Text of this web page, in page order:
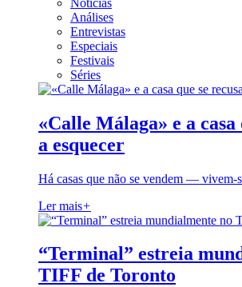
Análises
Entrevistas
Especiais
Festivais
Séries
«Calle Málaga» e a casa
a esquecer
Há casas que não se vendem — vivem-
Ler mais+
“Terminal” estreia
TIFF de Toronto